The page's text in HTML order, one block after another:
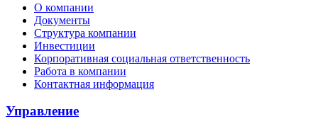
О компании
Документы
Структура компании
Инвестиции
Корпоративная социальная ответственность
Работа в компании
Контактная информация
Управление